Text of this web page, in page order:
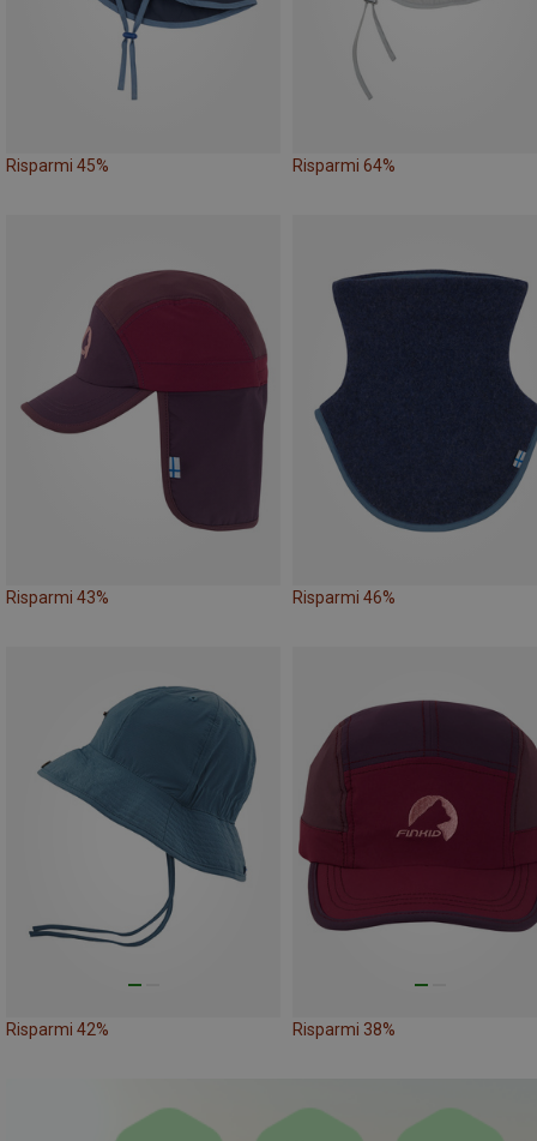
Risparmi 45% Risparmi 64%
Risparmi 43% Risparmi 46%
Risparmi 42% Risparmi 38%